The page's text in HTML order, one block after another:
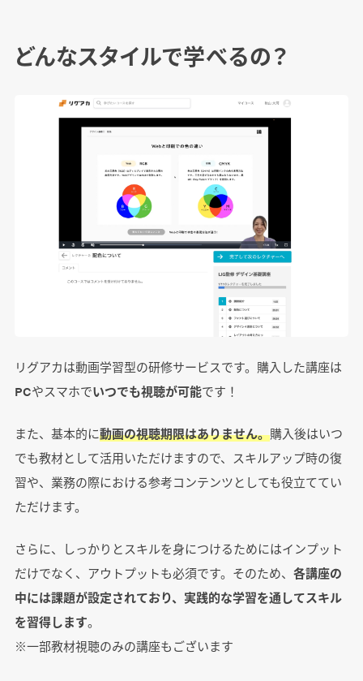
どんなスタイルで学べるの？
リグアカは動画学習型の研修サービスです。購入した講座は
PCやスマホでいつでも視聴が可能です！
また、基本的に動画の視聴期限はありません。購入後はいつ
でも教材として活用いただけますので、スキルアップ時の復
習や、業務の際における参考コンテンツとしても役立ててい
ただけます。
さらに、しっかりとスキルを身につけるためにはインプット
だけでなく、アウトプットも必須です。そのため、 各講座の
中には課題が設定されており、実践的な学習を通してスキル
を習得します。
※一部教材視聴のみの講座もございます